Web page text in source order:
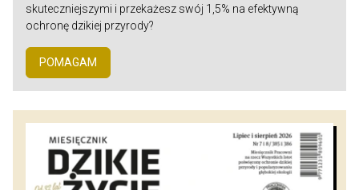
skuteczniejszymi i przekażesz swój 1,5% na efektywną
ochronę dzikiej przyrody?
POMAGAM